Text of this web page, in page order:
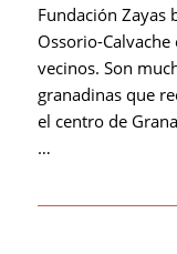
Fundación Zayas
Ossorio-
vecinos. Son
granadinas que
el centro de
…